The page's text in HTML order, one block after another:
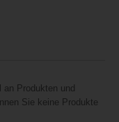
an Produkten und
Sie keine Produkte